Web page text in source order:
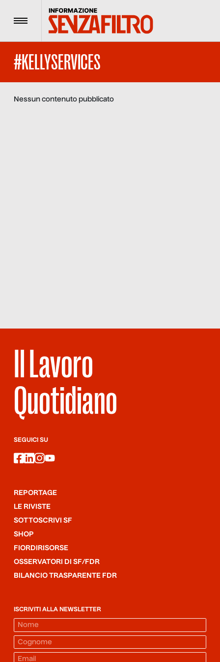
Menu
#KELLYSERVICES
Nessun contenuto pubblicato
Il Lavoro
Quotidiano
SEGUICI SU
facebook
linkedin
instagram
youtube
REPORTAGE
LE RIVISTE
SOTTOSCRIVI SF
SHOP
FIORDIRISORSE
OSSERVATORI DI SF/FDR
BILANCIO TRASPARENTE FDR
ISCRIVITI ALLA NEWSLETTER